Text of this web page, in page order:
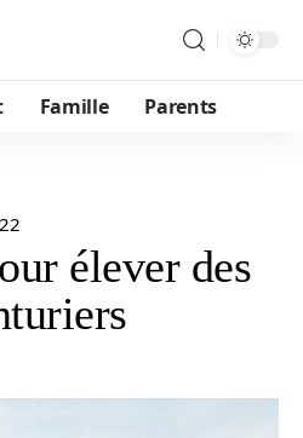
Famille Parents
élever des